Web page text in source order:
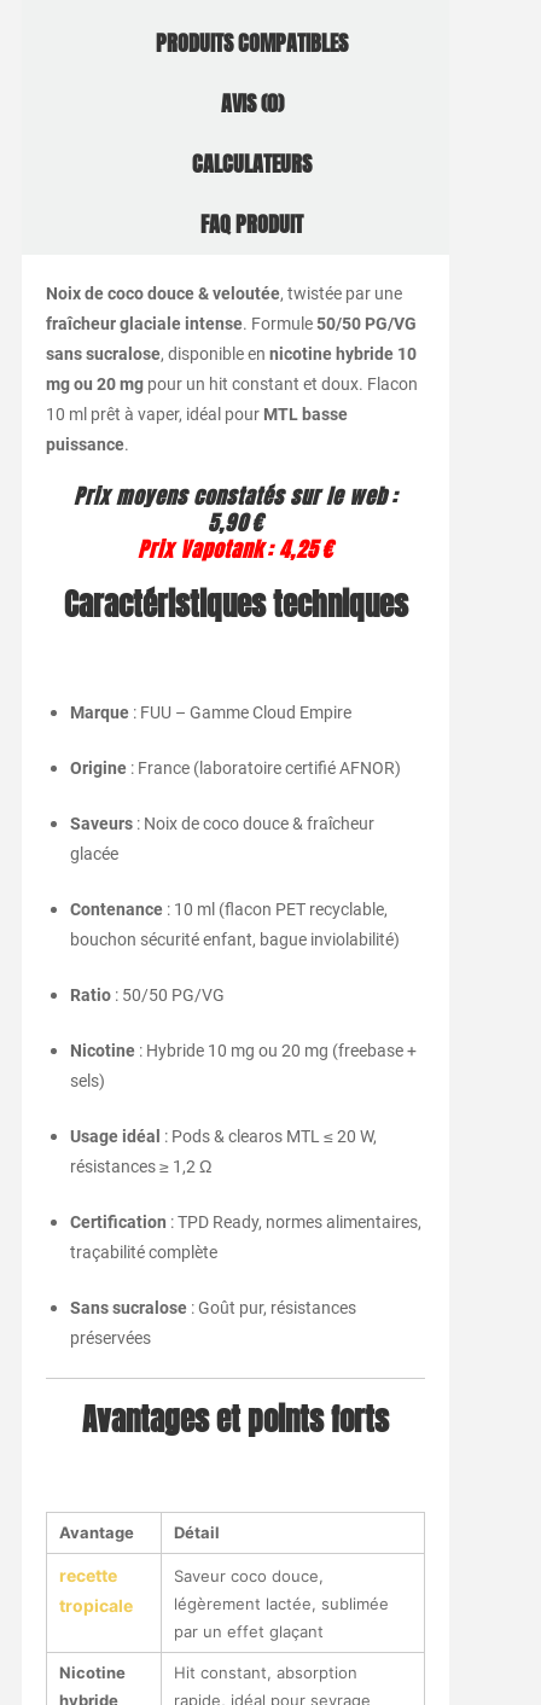
PRODUITS COMPATIBLES
AVIS (0)
CALCULATEURS
FAQ PRODUIT
Noix de coco douce & veloutée, twistée par une
fraîcheur glaciale intense. Formule50/50 PG/VG
sans sucralose, disponible en nicotine hybride 10
mg ou 20 mgpour un hit constant et doux. Flacon
10 ml prêt à vaper, idéal pour MTL basse
puissance.
Prix moyens constatés sur le web :
5,90 €
Prix Vapotank : 4,25 €
Caractéristiques techniques
Marque: FUU – Gamme Cloud Empire
Origine: France (laboratoire certifié AFNOR)
Saveurs: Noix de coco douce & fraîcheur
glacée
Contenance: 10 ml (flacon PET recyclable,
bouchon sécurité enfant, bague inviolabilité)
Ratio: 50/50 PG/VG
Nicotine: Hybride 10 mg ou 20 mg (freebase +
sels)
Usage idéal : Pods & clearos MTL ≤ 20 W,
résistances ≥ 1,2 Ω
Certification : TPD Ready, normes alimentaires,
traçabilité complète
Sans sucralose: Goût pur, résistances
préservées
Avantages et points forts
Avantage Détail
recette
tropicale
Saveur coco douce,
légèrement lactée, sublimée
par un effet glaçant
Nicotine
hybride
Hit constant, absorption
rapide, idéal pour sevrage